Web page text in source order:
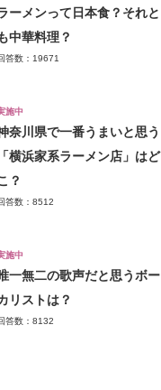
ーメンって日本食？それと
中華料理？
答数：19671
施中
奈川県で一番うまいと思う
「横浜家系ラーメン店」はど
？
答数：8512
施中
一無二の歌声だと思うボー
リストは？
答数：8132